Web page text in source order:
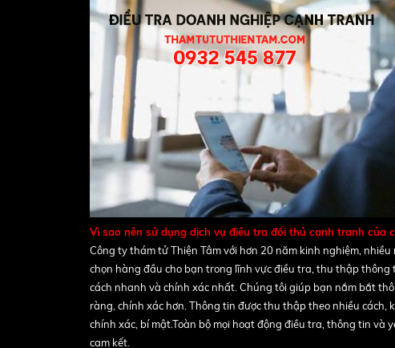
Vì sao nên sử dụng dịch vụ điều tra đối thủ cạnh tranh của
Công ty thám tử Thiện Tâm với hơn 20 năm kinh nghiệm,
chọn hàng đầu cho bạn trong lĩnh vực điều tra, thu thập
cách nhanh và chính xác nhất. Chúng tôi giúp bạn nắm bắt
ràng, chính xác hơn. Thông tin được thu thập theo nhiều
chính xác, bí mật.Toàn bộ mọi hoạt động điều tra, thông tin
cam kết.